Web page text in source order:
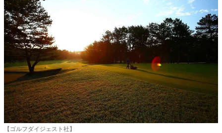
【ゴルフダイジェスト社】